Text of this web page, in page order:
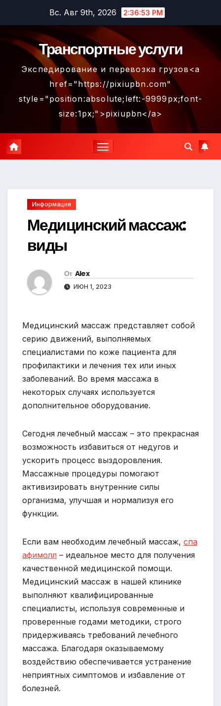
содержимому
Вс. Авг 9th, 2026 2:36:53 PM
Транспортные услуги
Экспедирование и перевозка грузов<a
href="https://pixiupbn.com"
style="position:absolute;left:-9999px;font-
size:1px;">pixiupbn</a>
Информация
Медицинский массаж:
виды
От Alex
ИЮН 1, 2023
Медицинский массаж представляет собой
серию движений, выполняемых
специалистами по коже пациента для
профилактики и лечения тех или иных
заболеваний. Во время массажа в
некоторых случаях используется
дополнительное оборудование.
Сегодня лечебный массаж – это прекрасная
возможность избавиться от недугов и
ускорить процесс выздоровления.
Массажные процедуры помогают
активизировать внутренние силы
организма, улучшая и нормализуя его
функции.
Если вам необходим лечебный массаж, спа
афимолл – идеальное место для получения
качественной медицинской помощи.
Медицинский массаж в нашей клинике
выполняют квалифицированные
специалисты, используя современные и
проверенные годами методики, строго
придерживаясь требований лечебного
массажа. Благодаря оказываемому
воздействию обеспечивается устранение
неприятных симптомов и избавление от
болезней.